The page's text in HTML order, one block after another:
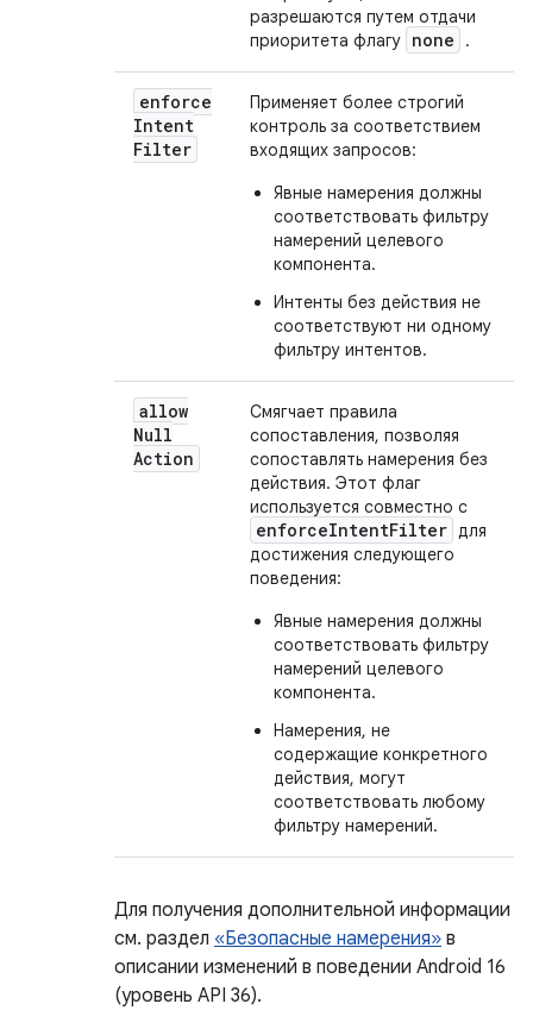
разрешаются путем отдачи
приоритета флагу none .
enforce
Intent
Filter
Применяет более строгий
контроль за соответствием
входящих запросов:
Явные намерения должны
соответствовать фильтру
намерений целевого
компонента.
Интенты без действия не
соответствуют ни одному
фильтру интентов.
allow
Null
Action
Смягчает правила
сопоставления, позволяя
сопоставлять намерения без
действия. Этот флаг
используется совместно с
enforceIntentFilter для
достижения следующего
поведения:
Явные намерения должны
соответствовать фильтру
намерений целевого
компонента.
Намерения, не
содержащие конкретного
действия, могут
соответствовать любому
фильтру намерений.
Для получения дополнительной информации
см. раздел «Безопасные намерения» в
описании изменений в поведении Android 16
(уровень API 36).